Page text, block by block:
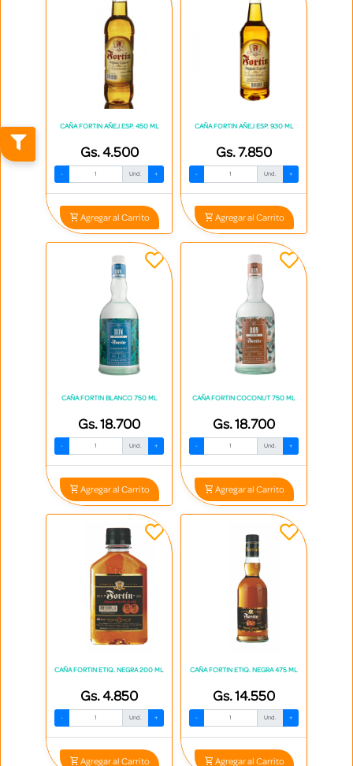
CAÑA FORTIN AÑEJ ESP. 450 ML
Gs. 4.500
- Und. +
Agregar al Carrito
CAÑA FORTIN AÑEJ ESP. 930 ML
Gs. 7.850
- Und. +
Agregar al Carrito
CAÑA FORTIN BLANCO 750 ML
Gs. 18.700
- Und. +
Agregar al Carrito
CAÑA FORTIN COCONUT 750 ML
Gs. 18.700
- Und. +
Agregar al Carrito
CAÑA FORTIN ETIQ. NEGRA 200 ML
Gs. 4.850
- Und. +
Agregar al Carrito
CAÑA FORTIN ETIQ. NEGRA 475 ML
Gs. 14.550
- Und. +
Agregar al Carrito